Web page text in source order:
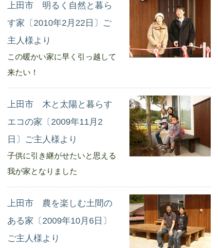
上田市 明るく自然と暮ら
す家〔2010年2月22日〕ご
主人様より
この暖かい家に早く引っ越して
来たい！
上田市 木と太陽と暮らす
エコの家〔2009年11月2
日〕ご主人様より
子供に引き継がせたいと思える
我が家となりました
上田市 農を楽しむ土間の
ある家〔2009年10月6日〕
ご主人様より